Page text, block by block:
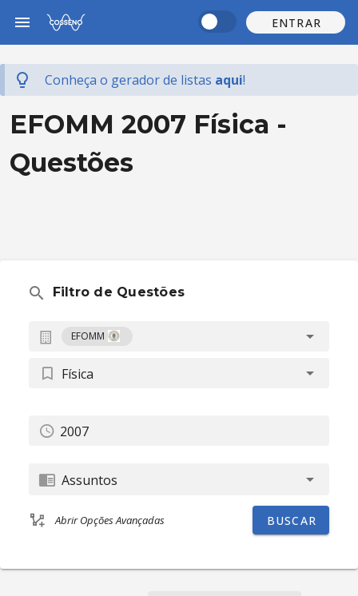
ENTRAR
Conheça o gerador de listas aqui!
EFOMM 2007 Física -
Questões
Filtro de Questões
EFOMM
Física
Assuntos
Abrir Opções Avançadas BUSCAR